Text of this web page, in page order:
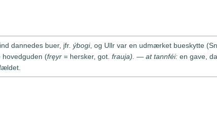
dannedes buer, jfr. ýbogi, og Ullr var en udmærket bueskytte
hovedguden (fręyr = hersker, got. frauja). — at tannféi: en gave,